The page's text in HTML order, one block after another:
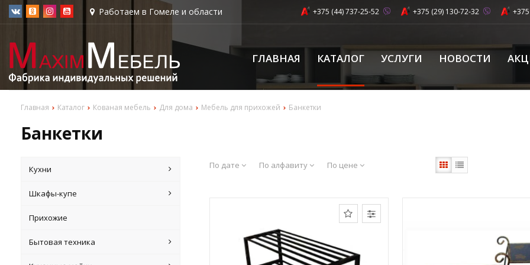
Работаем в Гомеле и области +375 (44) 737-25-52 +375 (29) 130-72-32
ГЛАВНАЯ КАТАЛОГ УСЛУГИ НОВОСТИ
Главная Каталог Кованая мебель Для дома Мебель для прихожей Банкетки
Банкетки
Кухни
Шкафы-купе
Прихожие
Бытовая техника
По дате По алфавиту По цене